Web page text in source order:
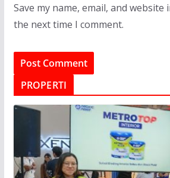
Save my name, email, and
the next time I comment.
PROPERTI